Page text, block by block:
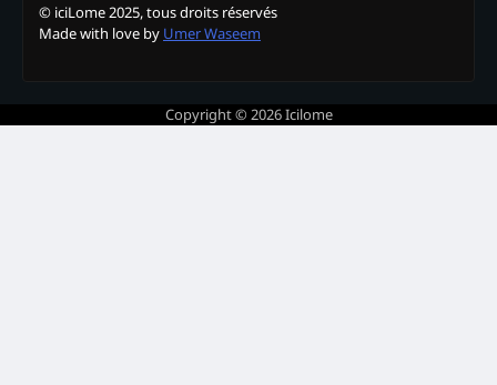
© iciLome 2025, tous droits réservés
Made with love by Umer Waseem
Copyright © 2026Icilome